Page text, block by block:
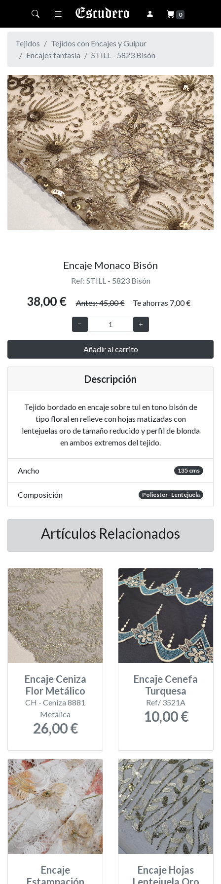
Toggle navigation 0
Tejidos
Tejidos con Encajes y Guipur
Encajes fantasia
STILL - 5823 Bisón
Previous Next
Encaje Monaco Bisón
Ref: STILL - 5823 Bisón
38,00 € Antes: 45,00 € Te ahorras 7,00 €
Añadir al carrito
Descripción
Tejido bordado en encaje sobre tul en tono bisón de
tipo floral en relieve con hojas matizadas con
lentejuelas oro de tamaño reducido y perfil de blonda
en ambos extremos del tejido.
Ancho 135 cms
Composición Poliester- Lentejuela
Artículos Relacionados
Encaje Ceniza
Flor Metálico
CH - Ceniza 8881
Metálica
26,00 €
Encaje Cenefa
Turquesa
Ref/ 3521A
10,00 €
Encaje
Estampación
Encaje Hojas
Lentejuela Oro